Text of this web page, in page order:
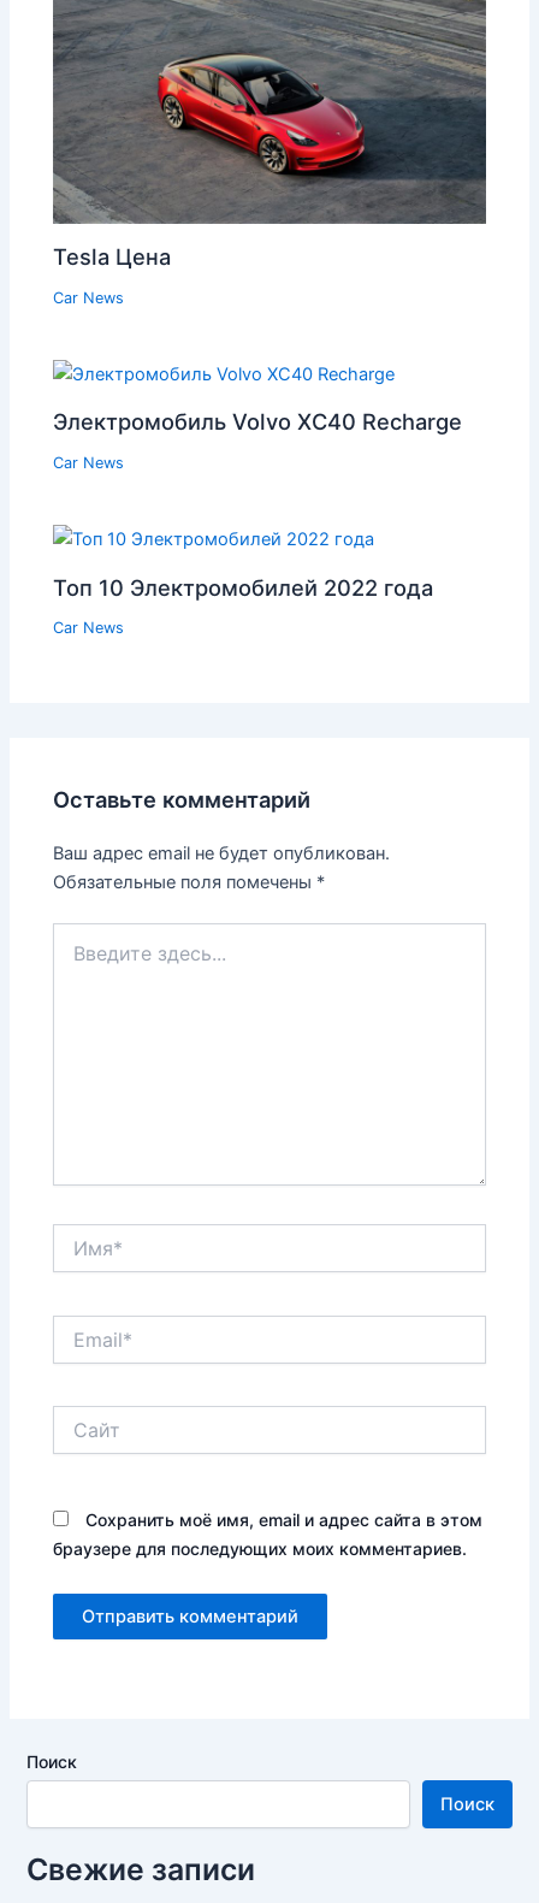
Tesla Цена
Car News
Электромобиль Volvo XC40 Recharge
Car News
Топ 10 Электромобилей 2022 года
Car News
Оставьте комментарий
Ваш адрес email не будет опубликован.
Обязательные поля помечены *
здесь...
Сохранить моё имя, email и адрес сайта в этом
браузере для последующих моих комментариев.
Поиск
Поиск
Свежие записи